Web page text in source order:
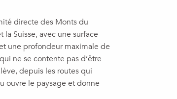
directe des Monts du
Suisse, avec une surface
une profondeur maximale de
ne se contente pas d’être
depuis les routes qui
ouvre le paysage et donne